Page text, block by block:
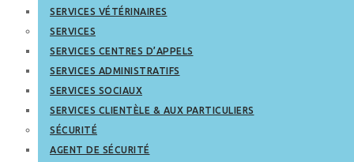
SERVICES VÉTÉRINAIRES
SERVICES
SERVICES CENTRES D’APPELS
SERVICES ADMINISTRATIFS
SERVICES SOCIAUX
SERVICES CLIENTÈLE & AUX PARTICULIERS
SÉCURITÉ
AGENT DE SÉCURITÉ